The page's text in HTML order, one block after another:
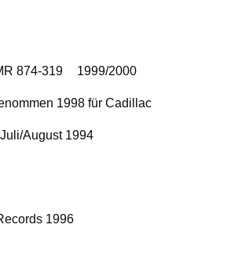
874-319 1999/2000
1998 für Cadillac
August 1994
1996